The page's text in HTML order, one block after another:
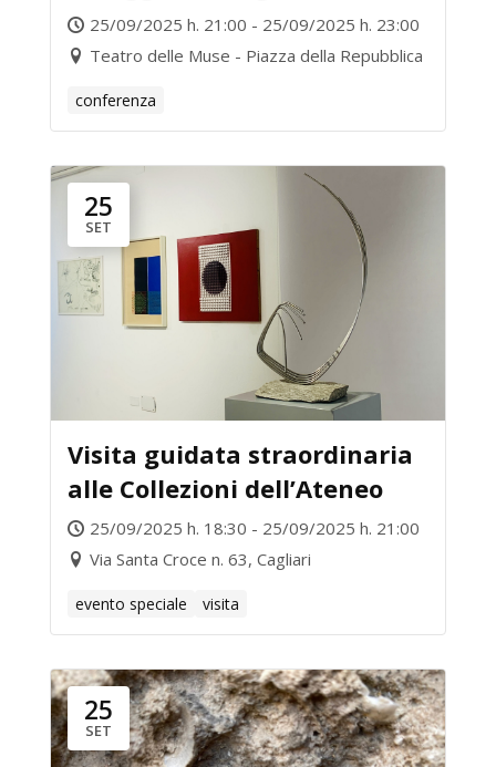
25/09/2025 h. 21:00 - 25/09/2025 h. 23:00
Teatro delle Muse - Piazza della Repubblica
conferenza
25
SET
Visita guidata straordinaria
alle Collezioni dell’Ateneo
25/09/2025 h. 18:30 - 25/09/2025 h. 21:00
Via Santa Croce n. 63, Cagliari
evento speciale visita
25
SET